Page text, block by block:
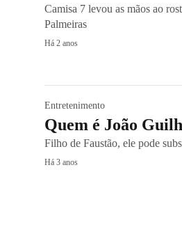
Camisa 7 levou as mãos ao
Palmeiras
Há 2 anos
Entretenimento
Quem é João
Filho de Faustão, ele pode
Há 3 anos